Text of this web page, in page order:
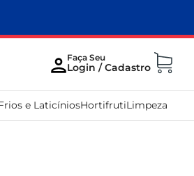
e LaticíniosHortifrutiLimpeza